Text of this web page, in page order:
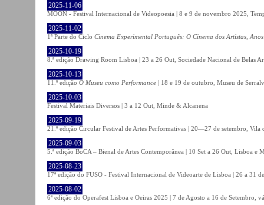
2025-11-06
MOON - Festival Internacional de Videopoesia | 8 e 9 de novembro 2025,
2025-11-02
1ª Parte do Ciclo Cinema Experimental Português: O Cinema dos Artistas,
2025-10-19
8.ª edição Drawing Room Lisboa | 23 a 26 Out, Sociedade Nacional de Belas
2025-10-13
11.ª edição O Museu como Performance | 18 e 19 de outubro, Museu de
2025-10-03
Festival Materiais Diversos | 3 a 12 Out, Minde & Alcanena
2025-09-19
21.ª edição Circular Festival de Artes Performativas | 20—27 de setembro, Vila
2025-09-03
5.ª edição BoCA – Bienal de Artes Contemporânea | 10 Set a 26 Out, Lisboa e
2025-08-23
17ª edição do FUSO - Festival Internacional de Videoarte de Lisboa | 26 a 31
2025-08-02
6ª edição do Operafest Lisboa e Oeiras 2025 | 7 de Agosto a 16 de Setembro,